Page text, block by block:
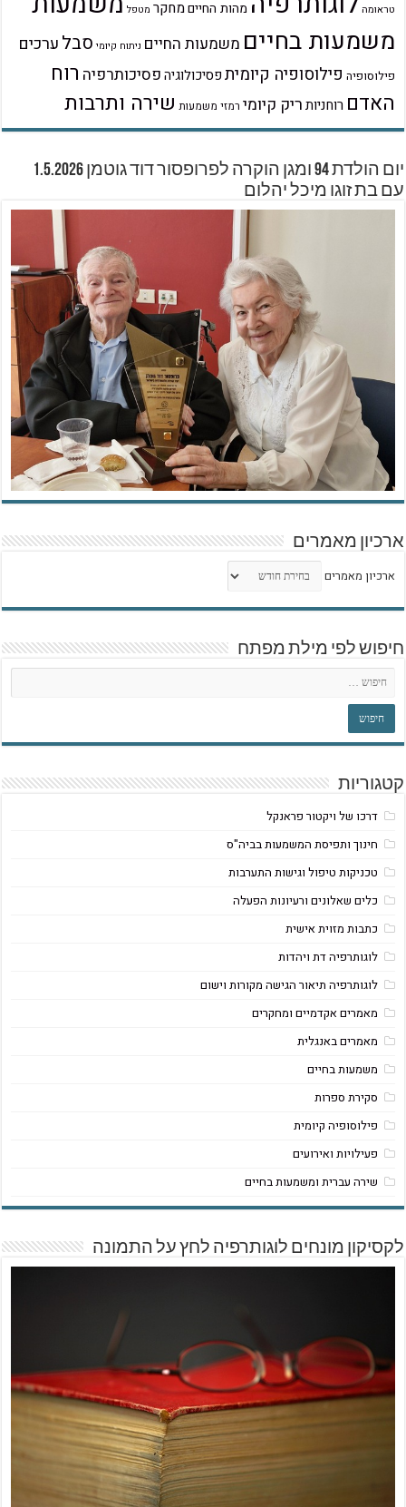
טראומה מהות החייםמחקר מטפל
משמעות בחיים משמעות החיים ניתוח קיומי סבלערכים
פילוסופיה פילוסופיה קיומיתפסיכולוגיהפסיכותרפיה רוח
האדם רוחניותריק קיומי רמזי משמעות שירה ותרבות
יום הולדת 94 ומגן הוקרה לפרופסור דוד גוטמן 1.5.2026
עם בת זוגו מיכל יהלום
ארכיון מאמרים
ארכיון מאמרים
חיפוש לפי מילת מפתח
קטגוריות
דרכו של ויקטור פראנקל
חינוך ותפיסת המשמעות בביה"ס
טכניקות טיפול וגישות התערבות
כלים שאלונים ורעיונות הפעלה
כתבות מזוית אישית
לוגותרפיה דת ויהדות
לוגותרפיה תיאור הגישה מקורות וישום
מאמרים אקדמיים ומחקרים
מאמרים באנגלית
משמעות בחיים
סקירת ספרות
פילוסופיה קיומית
פעילויות ואירועים
שירה עברית ומשמעות בחיים
לקסיקון מונחים לוגותרפיה לחץ על התמונה